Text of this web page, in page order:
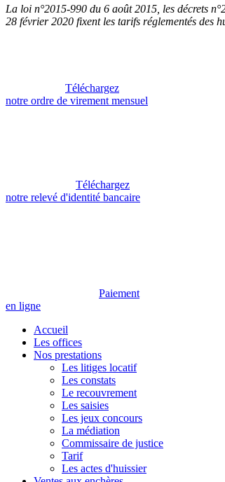
La loi n°2015-990 du 6 août 2015, les décrets
28 février 2020 fixent les tarifs réglementés des
Téléchargez
notre ordre de virement mensuel
Téléchargez
notre relevé d'identité bancaire
Paiement
en ligne
Accueil
Les offices
Nos prestations
Les litiges locatif
Les constats
Le recouvrement
Les saisies
Les jeux concours
La médiation
Commissaire de justice
Tarif
Les actes d'huissier